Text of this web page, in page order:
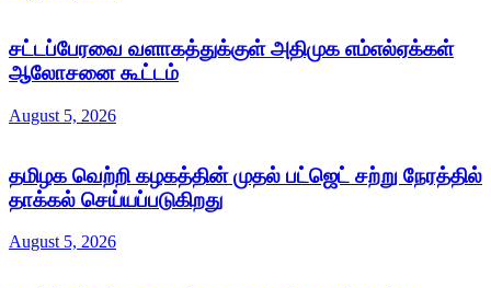
சட்டப்பேரவை வளாகத்துக்குள் அதிமுக எம்எல்ஏக்கள்
ஆலோசனை கூட்டம்
August 5, 2026
தமிழக வெற்றி கழகத்தின் முதல் பட்ஜெட் சற்று நேரத்தில்
தாக்கல் செய்யப்படுகிறது
August 5, 2026